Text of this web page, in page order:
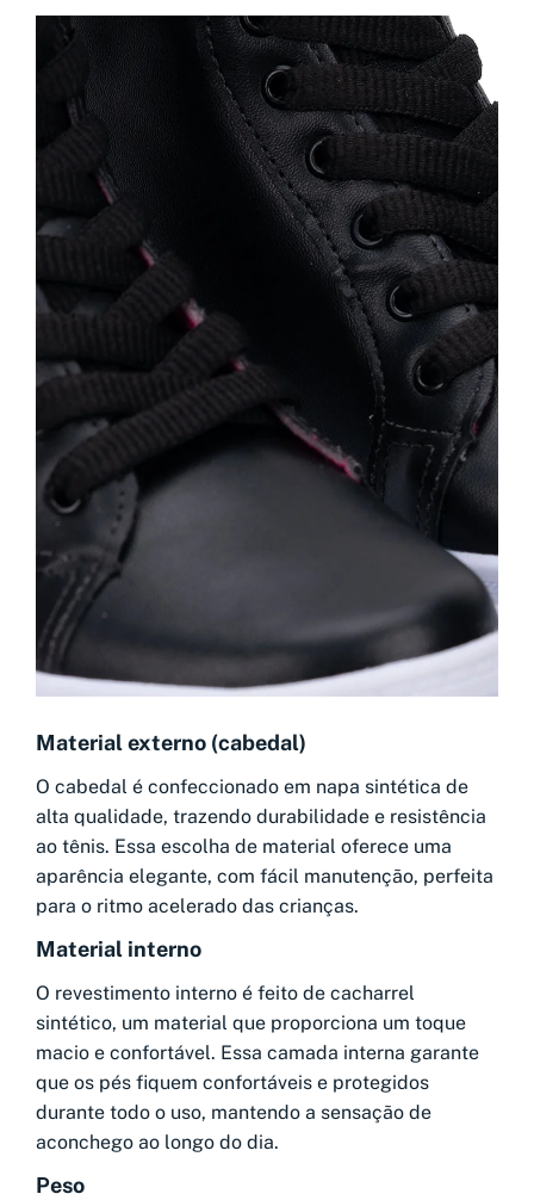
Material externo (cabedal)
O cabedal é confeccionado em napa sintética de
alta qualidade, trazendo durabilidade e resistência
ao tênis. Essa escolha de material oferece uma
aparência elegante, com fácil manutenção, perfeita
para o ritmo acelerado das crianças.
Material interno
O revestimento interno é feito de cacharrel
sintético, um material que proporciona um toque
macio e confortável. Essa camada interna garante
que os pés fiquem confortáveis e protegidos
durante todo o uso, mantendo a sensação de
aconchego ao longo do dia.
Peso